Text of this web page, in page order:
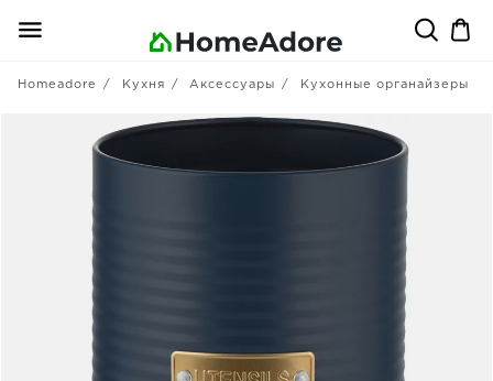
Homeadore Кухня Аксессуары Кухонные органайзеры